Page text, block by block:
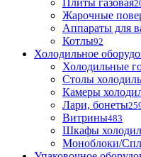
Плиты газовая
Жарочные
Аппараты для
Котлы92
Холодильное
Холодильные
Столы
Камеры
Лари, бонеты
Витрины483
Шкафы
Моноблоки/